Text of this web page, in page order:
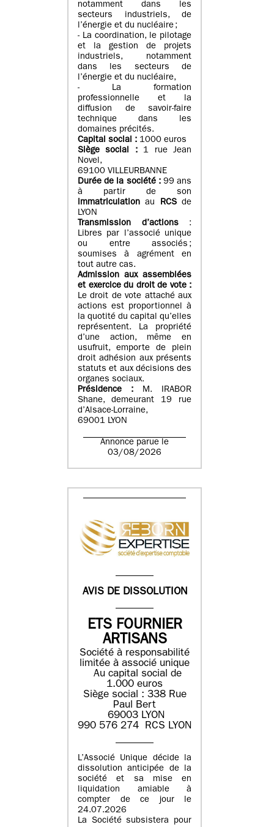
notamment dans les
secteurs industriels, de
l’énergie et du nucléaire ;
- La coordination, le pilotage
et la gestion de projets
industriels, notamment
dans les secteurs de
l’énergie et du nucléaire,
- La formation
professionnelle et la
diffusion de savoir-faire
technique dans les
domaines précités.
Capital social : 1000 euros
Siège social :1 rue Jean
Novel,
69100 VILLEURBANNE
Durée de la société :99 ans
à partir de son
immatriculation au RCSde
LYON
Transmission d’actions:
Libres par l’associé unique
ou entre associés ;
soumises à agrément en
tout autre cas.
Admission aux assemblées
et exercice du droit de vote :
Le droit de vote attaché aux
actions est proportionnel à
la quotité du capital qu’elles
représentent. La propriété
d’une action, même en
usufruit, emporte de plein
droit adhésion aux présents
statuts et aux décisions des
organes sociaux.
Présidence : M. IRABOR
Shane, demeurant 19 rue
d’Alsace-Lorraine,
69001 LYON
Annonce parue le
03/08/2026
AVIS DE DISSOLUTION
ETS FOURNIER
ARTISANS
Société à responsabilité
limitée à associé unique
Au capital social de
1.000 euros
Siège social : 338 Rue
Paul Bert
69003 LYON
990 576 274 RCS LYON
L’Associé Unique décide la
dissolution anticipée de la
société et sa mise en
liquidation amiable à
compter de ce jour le
24.07.2026
La Société subsistera pour